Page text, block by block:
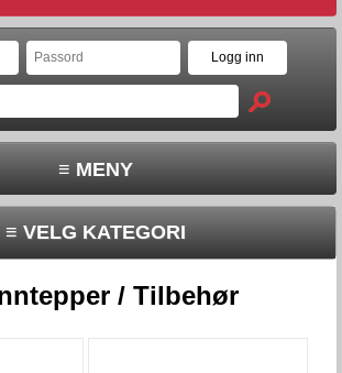
≡ MENY
≡ VELG KATEGORI
/ Tilbehør